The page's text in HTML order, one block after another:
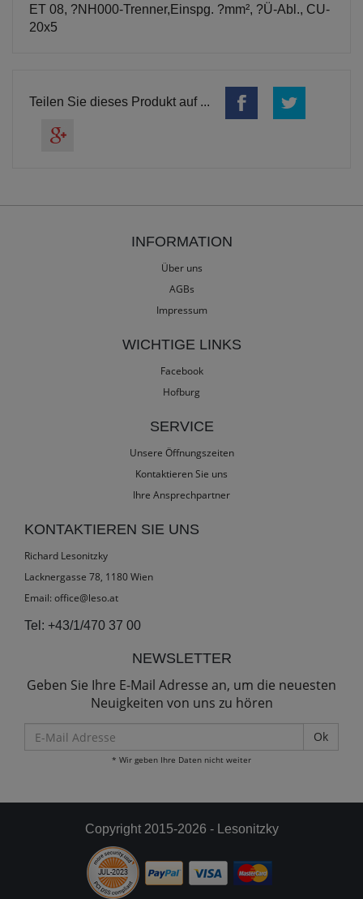
ET 08, ?NH000-Trenner,Einspg. ?mm², ?Ü-Abl., CU-
20x5
Teilen Sie dieses Produkt auf ...
INFORMATION
Über uns
AGBs
Impressum
WICHTIGE LINKS
Facebook
Hofburg
SERVICE
Unsere Öffnungszeiten
Kontaktieren Sie uns
Ihre Ansprechpartner
KONTAKTIEREN SIE UNS
Richard Lesonitzky
Lacknergasse 78, 1180 Wien
Email: office@leso.at
Tel: +43/1/470 37 00
NEWSLETTER
Geben Sie Ihre E-Mail Adresse an, um die neuesten
Neuigkeiten von uns zu hören
Mail
Adresse
* Wir geben Ihre Daten nicht weiter
Copyright 2015-2026 - Lesonitzky